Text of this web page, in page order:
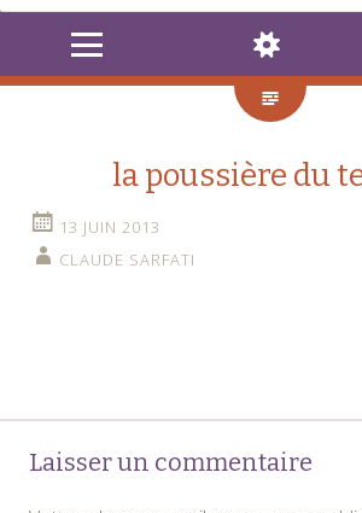
MENU
WIDGETS
RECHERCHE
la poussière du
13 JUIN 2013
CLAUDE SARFATI
Navigation
Laisser un commentaire